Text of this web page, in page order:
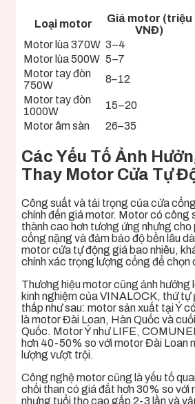
Loại motor
Giá motor (triệu
VNĐ)
Motor lùa 370W 3–4
Motor lùa 500W 5–7
Motor tay đòn
750W
8–12
Motor tay đòn
1000W
15–20
Motor âm sàn
26–35
Các Yếu Tố Ảnh
Thay Motor Cửa Tự
Công suất và tải trọng của cửa
chính đến giá motor. Motor có công
thành cao hơn tương ứng nhưng cho
cổng nặng và đảm bảo độ bền lâu
motor cửa tự động giá bao nhiêu,
chính xác trọng lượng cổng để chọn
Thương hiệu motor cũng ảnh hưởng
kinh nghiệm của VINALOCK, thứ
thấp như sau: motor sản xuất tại Ý
là motor Đài Loan, Hàn Quốc và
Quốc. Motor Ý như LIFE,
hơn 40-50% so với motor Đài Loan
lượng vượt trội.
Công nghệ motor cũng là yếu tố
chổi than có giá đắt hơn 30% so với
nhưng tuổi thọ cao gấp 2-3 lần và